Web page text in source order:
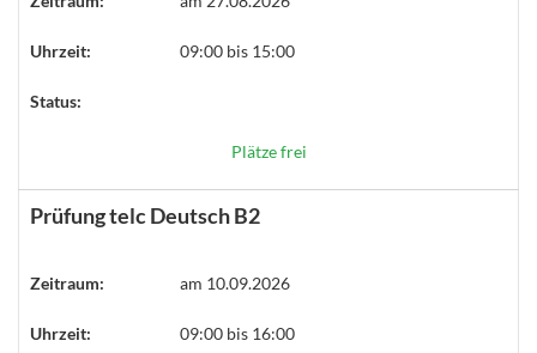
Uhrzeit: 09:00 bis 15:00
Status:
Plätze frei
Prüfung telc Deutsch B2
Zeitraum: am 10.09.2026
Uhrzeit: 09:00 bis 16:00